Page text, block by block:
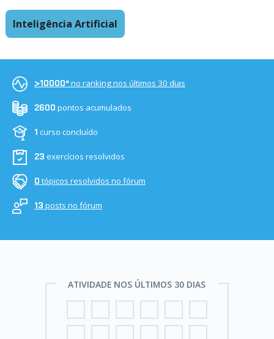
Inteligência Artificial
>10000ºno ranking nos últimos 30 dias
2600 pontos acumulados
1 curso concluído
23 exercícios resolvidos
0 tópicos resolvidos no fórum
13 posts no fórum
ATIVIDADE NOS ÚLTIMOS 30 DIAS